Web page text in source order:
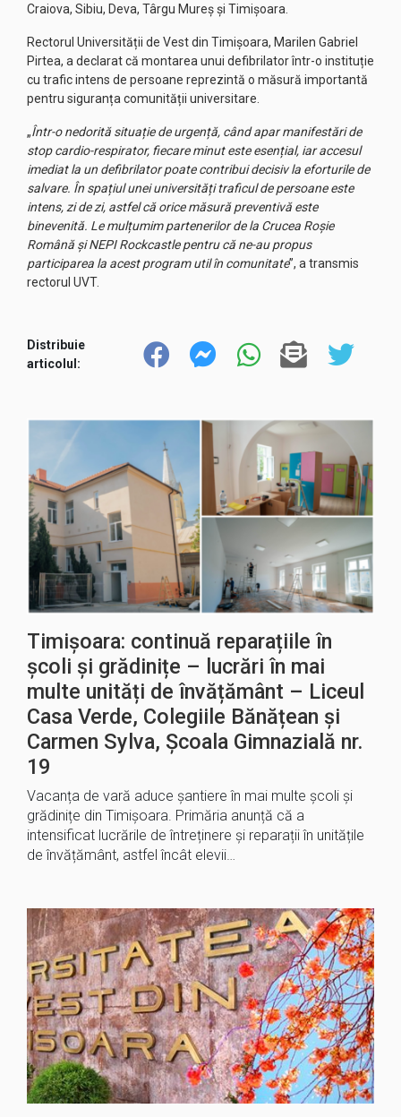
Craiova, Sibiu, Deva, Târgu Mureș și Timișoara.
Rectorul Universității de Vest din Timișoara, Marilen Gabriel
Pirtea, a declarat că montarea unui defibrilator într-o instituție
cu trafic intens de persoane reprezintă o măsură importantă
pentru siguranța comunității universitare.
„Într-o nedorită situație de urgență, când apar manifestări de
stop cardio-respirator, fiecare minut este esențial, iar accesul
imediat la un defibrilator poate contribui decisiv la eforturile de
salvare. În spațiul unei universități traficul de persoane este
intens, zi de zi, astfel că orice măsură preventivă este
binevenită. Le mulțumim partenerilor de la Crucea Roșie
Română și NEPI Rockcastle pentru că ne-au propus
participarea la acest program util în comunitate”, a transmis
rectorul UVT.
Distribuie
articolul:
Timișoara: continuă reparațiile în
școli și grădinițe – lucrări în mai
multe unități de învățământ – Liceul
Casa Verde, Colegiile Bănățean și
Carmen Sylva, Școala Gimnazială nr.
19
Vacanța de vară aduce șantiere în mai multe școli și
grădinițe din Timișoara. Primăria anunță că a
intensificat lucrările de întreținere și reparații în unitățile
de învățământ, astfel încât elevii…